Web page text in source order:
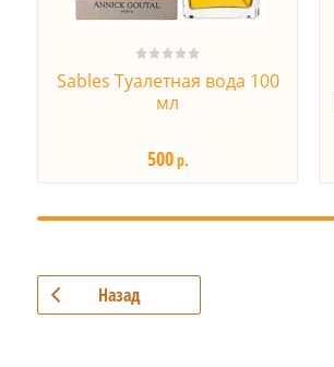
Sables Туалетная вода 100
мл
500р.
Назад